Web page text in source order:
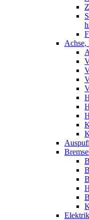
Achse,
Elektrik